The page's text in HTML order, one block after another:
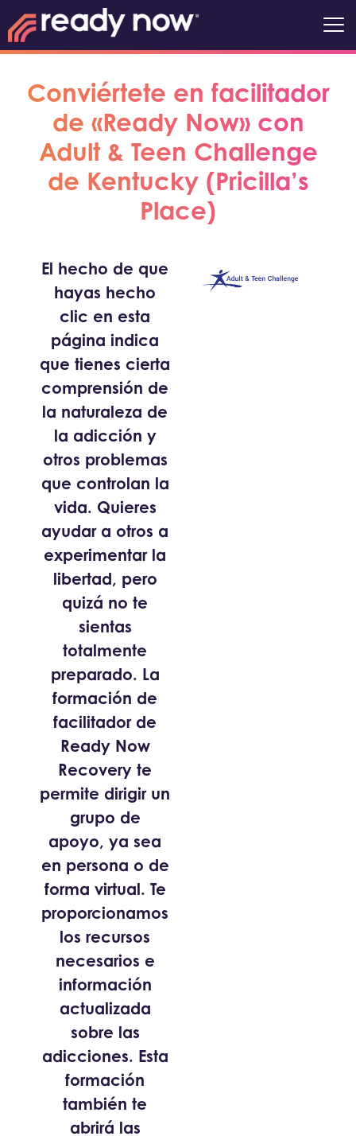
Conviértete en facilitador
de «Ready Now» con
Adult & Teen Challenge
de Kentucky (Pricilla’s
Place)
El hecho de que
hayas hecho
clic en esta
página indica
que tienes cierta
comprensión de
la naturaleza de
la adicción y
otros problemas
que controlan la
vida. Quieres
ayudar a otros a
experimentar la
libertad, pero
quizá no te
sientas
totalmente
preparado. La
formación de
facilitador de
Ready Now
Recovery te
permite dirigir un
grupo de
apoyo, ya sea
en persona o de
forma virtual. Te
proporcionamos
los recursos
necesarios e
información
actualizada
sobre las
adicciones. Esta
formación
también te
abrirá las